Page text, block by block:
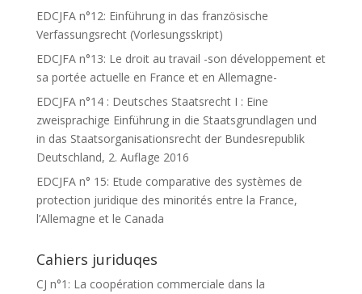
EDCJFA n°12: Einführung in das französische
Verfassungsrecht (Vorlesungsskript)
EDCJFA n°13: Le droit au travail -son développement et
sa portée actuelle en France et en Allemagne-
EDCJFA n°14 : Deutsches Staatsrecht I : Eine
zweisprachige Einführung in die Staatsgrundlagen und
in das Staatsorganisationsrecht der Bundesrepublik
Deutschland, 2. Auflage 2016
EDCJFA n° 15: Etude comparative des systèmes de
protection juridique des minorités entre la France,
l’Allemagne et le Canada
Cahiers juriduqes
CJ n°1: La coopération commerciale dans la